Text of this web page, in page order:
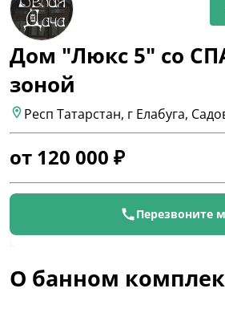
Дом "Люкс 5" со
зоной
Респ Татарстан, г Елабуга,
от 120 000 ₽
Перезвоните
О банном